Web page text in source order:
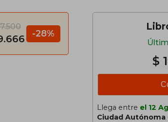
-28%
$
Llega entre el 12
Ciudad